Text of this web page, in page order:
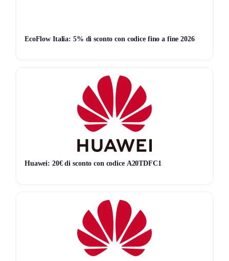
Usi una VPN affidabile su più dispositivi.
valida solo su piani selezionati
La disponibilità può variare e
potrebbe scadere a breve
L’offerta è soggetta alle condizioni ufficiali NordVPN.
scegliere all’Intelligenza Artificiale. Clicca qui
Mentalista(Gratis)
EcoFlow Italia: 5% di sconto con codice fino a fine 2026
Huawei: 20€ di sconto con codice A20TDFC1